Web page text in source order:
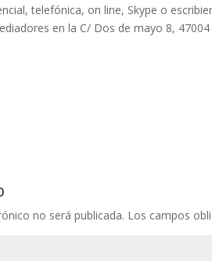
telefónica, on line, Skype o
en la C/ Dos de mayo 8, 47004
no será publicada. Los campos